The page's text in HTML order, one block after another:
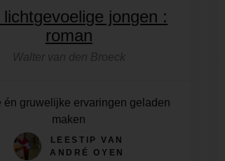
lichtgevoelige jongen :
roman
Walter van den Broeck
én gruwelijke ervaringen geladen
maken
LEESTIP VAN
ANDRÉ OYEN